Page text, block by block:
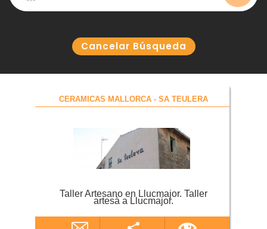
Cancelar Búsqueda
CERAMICAS MALLORCA - SA TEULERA
Taller Artesano en Llucmajor. Taller
artesà a Llucmajor.